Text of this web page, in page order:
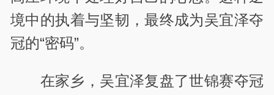
境中的执着与坚韧，最终成为吴宜泽夺
冠的“密码”。
在家乡，吴宜泽复盘了世锦赛夺冠